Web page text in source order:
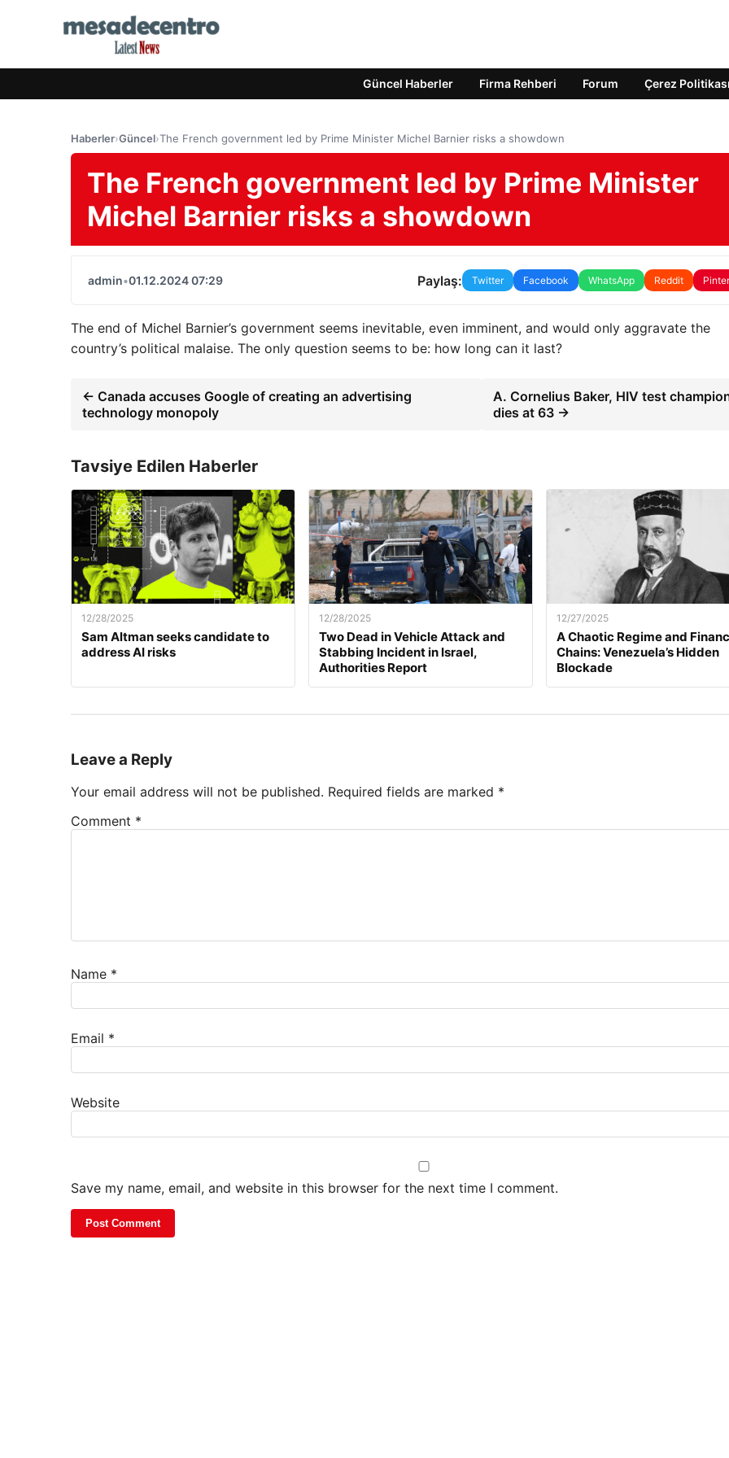
Güncel Haberler Firma Rehberi Forum Çerez Politikası
Haberler›Güncel›The French government led by Prime Minister Michel Barnier risks a showdown
The French government led by Prime Minister
Michel Barnier risks a showdown
admin•01.12.2024 07:29 Paylaş: Twitter Facebook WhatsApp Reddit
The end of Michel Barnier’s government seems inevitable, even imminent, and would only aggravate the
country’s political malaise. The only question seems to be: how long can it last?
← Canada accuses Google of creating an advertising
technology monopoly
A. Cornelius Baker, HIV test
dies at 63 →
Tavsiye Edilen Haberler
12/28/2025
Sam Altman seeks candidate to
address AI risks
12/28/2025
Two Dead in Vehicle Attack and
Stabbing Incident in Israel,
Authorities Report
12/27/2025
A Chaotic Regime and
Chains: Venezuela’s Hidden
Blockade
Leave a Reply
Your email address will not be published. Required fields are marked *
Comment *
Name *
Email *
Website
Save my name, email, and website in this browser for the next time I comment.